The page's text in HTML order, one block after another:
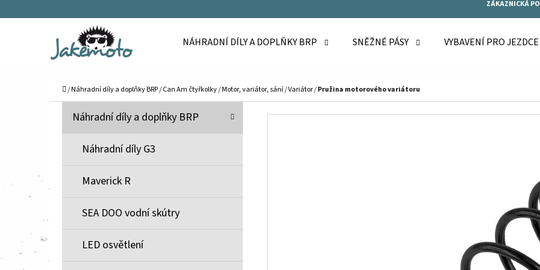
ZÁKAZNICKÁ
NÁHRADNÍ DÍLY A DOPLŇKY BRP SNĚŽNÉ PÁSY VYBAVENÍ PRO JEZDCE
Domů
/Náhradní díly a doplňky BRP/Can Am čtyřkolky/Motor, variátor, sání/Variátor/Pružina motorového variátoru
R
Přeskočit
K Náhradní díly a doplňky BRP
Náhradní díly G3
Maverick R
SEA DOO vodní skútry
LED osvětlení
obchodu
obchodu